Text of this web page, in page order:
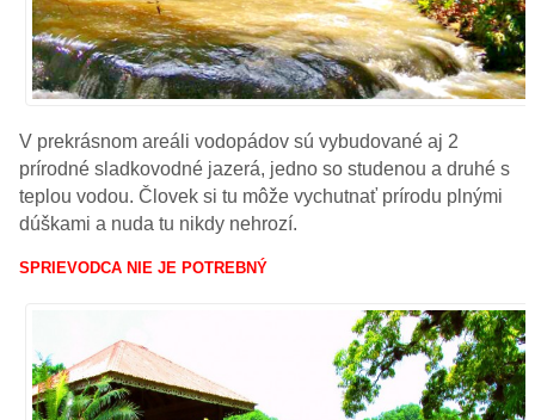
V prekrásnom areáli vodopádov sú vybudované aj 2
prírodné sladkovodné jazerá, jedno so studenou a druhé s
teplou vodou. Človek si tu môže vychutnať prírodu plnými
dúškami a nuda tu nikdy nehrozí.
SPRIEVODCA NIE JE POTREBNÝ